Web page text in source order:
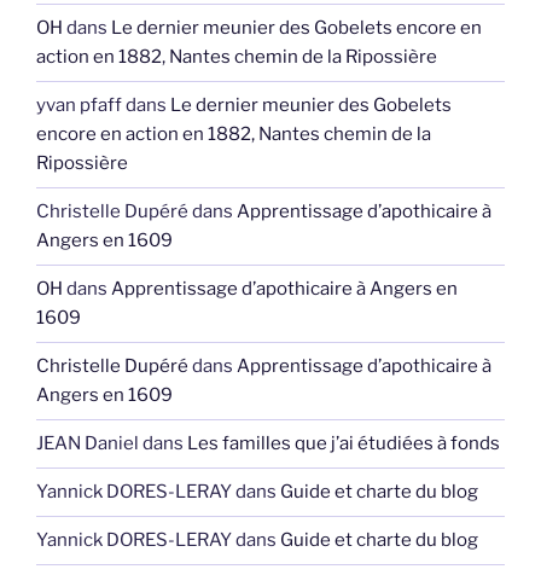
OH dans Le dernier meunier des Gobelets encore en
action en 1882, Nantes chemin de la Ripossière
yvan pfaffdans Le dernier meunier des Gobelets
encore en action en 1882, Nantes chemin de la
Ripossière
Christelle Dupéré dans Apprentissage d’apothicaire à
Angers en 1609
OH dans Apprentissage d’apothicaire à Angers en
1609
Christelle Dupéré dans Apprentissage d’apothicaire à
Angers en 1609
JEAN Daniel dans Les familles que j’ai étudiées à fonds
Yannick DORES-LERAYdans Guide et charte du blog
Yannick DORES-LERAYdans Guide et charte du blog